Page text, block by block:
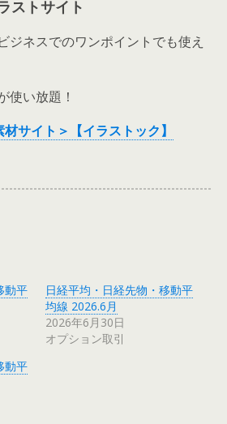
ストサイト
ジネスでのワンポイントでも使え
使い放題！
サイト＞【イラストック】
動平
日経平均・日経先物・移動平
均線 2026.6月
2026年6月30日
オプション取引
動平